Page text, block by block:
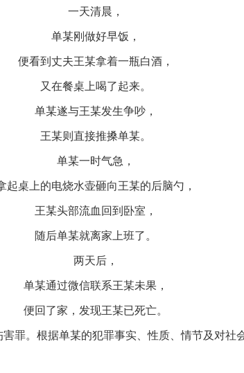
一天清晨，
单某刚做好早饭，
便看到丈夫王某拿着一瓶白酒，
又在餐桌上喝了起来。
单某遂与王某发生争吵，
王某则直接推搡单某。
单某一时气急，
起桌上的电烧水壶砸向王某的后脑勺，
王某头部流血回到卧室，
随后单某就离家上班了。
两天后，
单某通过微信联系王某未果，
便回了家，发现王某已死亡。
。根据单某的犯罪事实、性质、情节及对社